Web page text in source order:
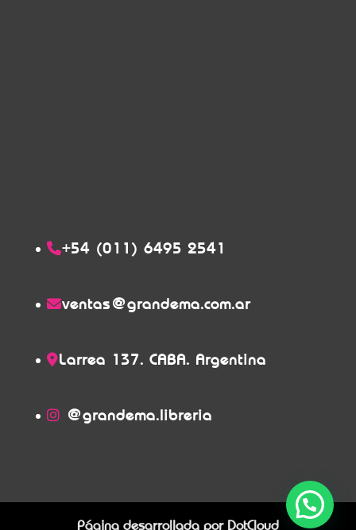
+54 (011) 6495 2541
ventas@grandema.com.ar
Larrea 137. CABA. Argentina
@grandema.libreria
Página desarrollada por DotCloud